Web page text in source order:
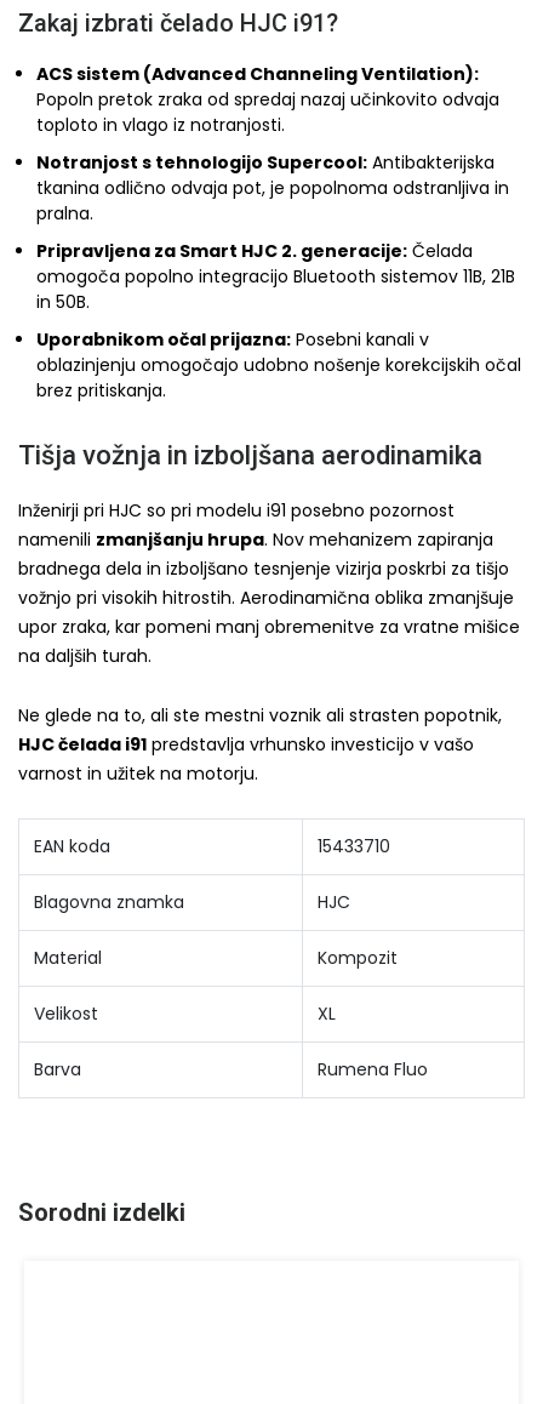
Zakaj izbrati čelado HJC i91?
ACS sistem (Advanced Channeling Ventilation):
Popoln pretok zraka od spredaj nazaj učinkovito odvaja
toploto in vlago iz notranjosti.
Notranjost s tehnologijo Supercool: Antibakterijska
tkanina odlično odvaja pot, je popolnoma odstranljiva in
pralna.
Pripravljena za Smart HJC 2. generacije: Čelada
omogoča popolno integracijo Bluetooth sistemov 11B, 21B
in 50B.
Uporabnikom očal prijazna: Posebni kanali v
oblazinjenju omogočajo udobno nošenje korekcijskih očal
brez pritiskanja.
Tišja vožnja in izboljšana aerodinamika
Inženirji pri HJC so pri modelu i91 posebno pozornost
namenili zmanjšanju hrupa. Nov mehanizem zapiranja
bradnega dela in izboljšano tesnjenje vizirja poskrbi za tišjo
vožnjo pri visokih hitrostih. Aerodinamična oblika zmanjšuje
upor zraka, kar pomeni manj obremenitve za vratne mišice
na daljših turah.
Ne glede na to, ali ste mestni voznik ali strasten popotnik,
HJC čelada i91 predstavlja vrhunsko investicijo v vašo
varnost in užitek na motorju.
EAN koda 15433710
Blagovna znamka HJC
Material Kompozit
Velikost XL
Barva Rumena Fluo
Sorodni izdelki